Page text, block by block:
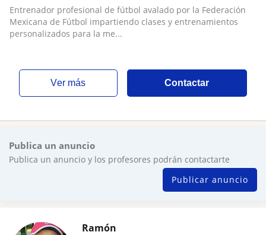
Entrenador profesional de fútbol avalado por la Federación
Mexicana de Fútbol impartiendo clases y entrenamientos
personalizados para la me...
ver más Contactar
Publica un anuncio
Publica un anuncio y los profesores podrán contactarte
Publicar anuncio
Ramón